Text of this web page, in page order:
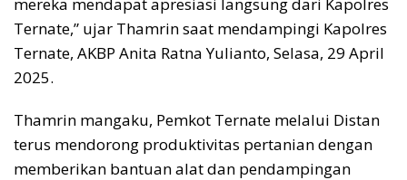
Ternate,” ujar Thamrin saat mendampingi Kapolres
Ternate, AKBP Anita Ratna Yulianto, Selasa, 29 April
2025.
Thamrin mangaku, Pemkot Ternate melalui Distan
terus mendorong produktivitas pertanian dengan
memberikan bantuan alat dan pendampingan